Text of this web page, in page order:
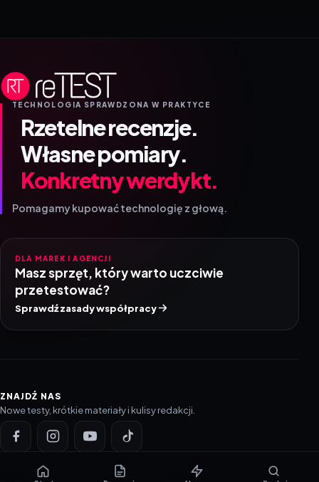
TECHNOLOGIA SPRAWDZONA W PRAKTYCE
Rzetelne recenzje.
Własne pomiary.
Konkretny werdykt.
Pomagamy kupować technologię z głową.
DLA MAREK I AGENCJI
Masz sprzęt, który warto uczciwie
przetestować?
Sprawdź zasady współpracy
ZNAJDŹ NAS
Nowe testy, krótkie materiały i kulisy redakcji.